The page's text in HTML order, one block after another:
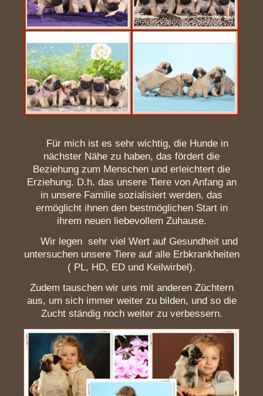
Für mich ist es sehr wichtig, die Hunde in
nächster Nähe zu haben, das fördert die
Beziehung zum Menschen und erleichtert die
Erziehung. D.h. das unsere Tiere von Anfang an
in unsere Familie sozialisiert werden, das
ermöglicht ihnen den bestmöglichen Start in
ihrem neuen liebevollem Zuhause.
Wir legen sehr viel Wert auf Gesundheit und
untersuchen unsere Tiere auf alle Erbkrankheiten
( PL, HD, ED und Keilwirbel).
Zudem tauschen wir uns mit anderen Züchtern
aus, um sich immer weiter zu bilden, und so die
Zucht ständig noch weiter zu verbessern.